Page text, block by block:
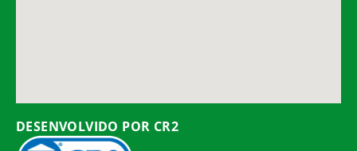
DESENVOLVIDO POR CR2